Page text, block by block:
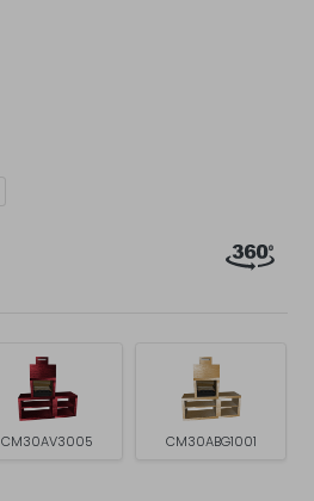
CM30AV3005 CM30ABG1001